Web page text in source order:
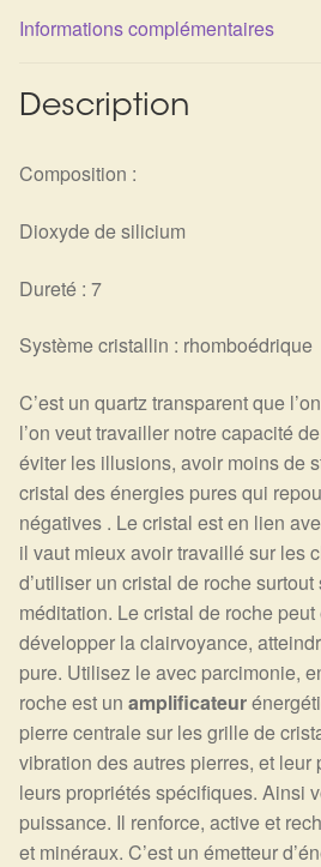
Informations complémentaires
Description
Composition :
Dioxyde de silicium
Dureté : 7
Système cristallin : rhomboédrique
C’est un quartz transparent que
l’on veut travailler notre capacité
éviter les illusions, avoir moins de
cristal des énergies pures qui
négatives . Le cristal est en lien
il vaut mieux avoir travaillé sur les
d’utiliser un cristal de roche
méditation. Le cristal de roche
développer la clairvoyance,
pure. Utilisez le avec parcimonie,
roche est un amplificateur
pierre centrale sur les grille de
vibration des autres pierres, et leur
leurs propriétés spécifiques. Ainsi
puissance. Il renforce, active et
et minéraux. C’est un émetteur